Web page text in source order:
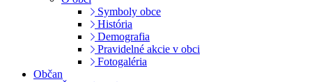
Symboly obce
História
Demografia
Pravidelné akcie v obci
Fotogaléria
Občan